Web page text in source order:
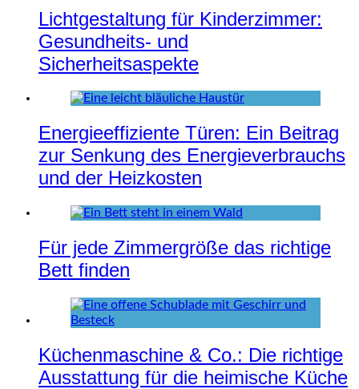
Lichtgestaltung für Kinderzimmer:
Gesundheits- und
Sicherheitsaspekte
Energieeffiziente Türen: Ein Beitrag
zur Senkung des Energieverbrauchs
und der Heizkosten
Für jede Zimmergröße das richtige
Bett finden
Küchenmaschine & Co.: Die richtige
Ausstattung für die heimische Küche